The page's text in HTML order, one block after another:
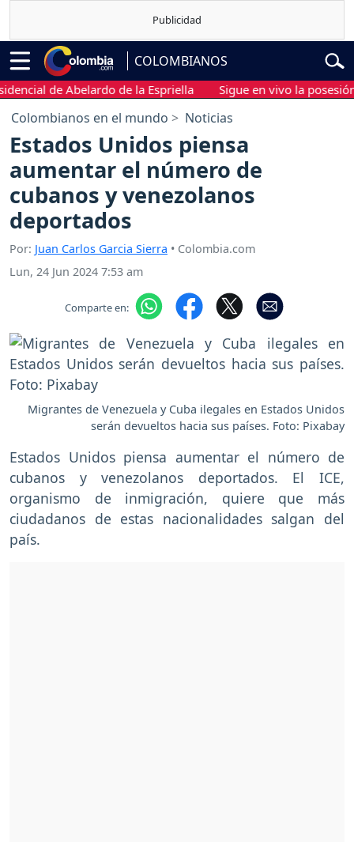
COLOMBIANOS
de Abelardo de la Espriella Sigue en vivo la posesión
Colombianos en el mundo Noticias
Estados Unidos piensa
aumentar el número de
cubanos y venezolanos
deportados
Por: Juan Carlos Garcia Sierra • Colombia.com
Lun, 24 Jun 2024 7:53 am
Comparte en:
Migrantes de Venezuela y Cuba ilegales en Estados Unidos
serán devueltos hacia sus países. Foto: Pixabay
Estados Unidos piensa aumentar el número de
cubanos y venezolanos deportados. El ICE,
organismo de inmigración, quiere que más
ciudadanos de estas nacionalidades salgan del
país.